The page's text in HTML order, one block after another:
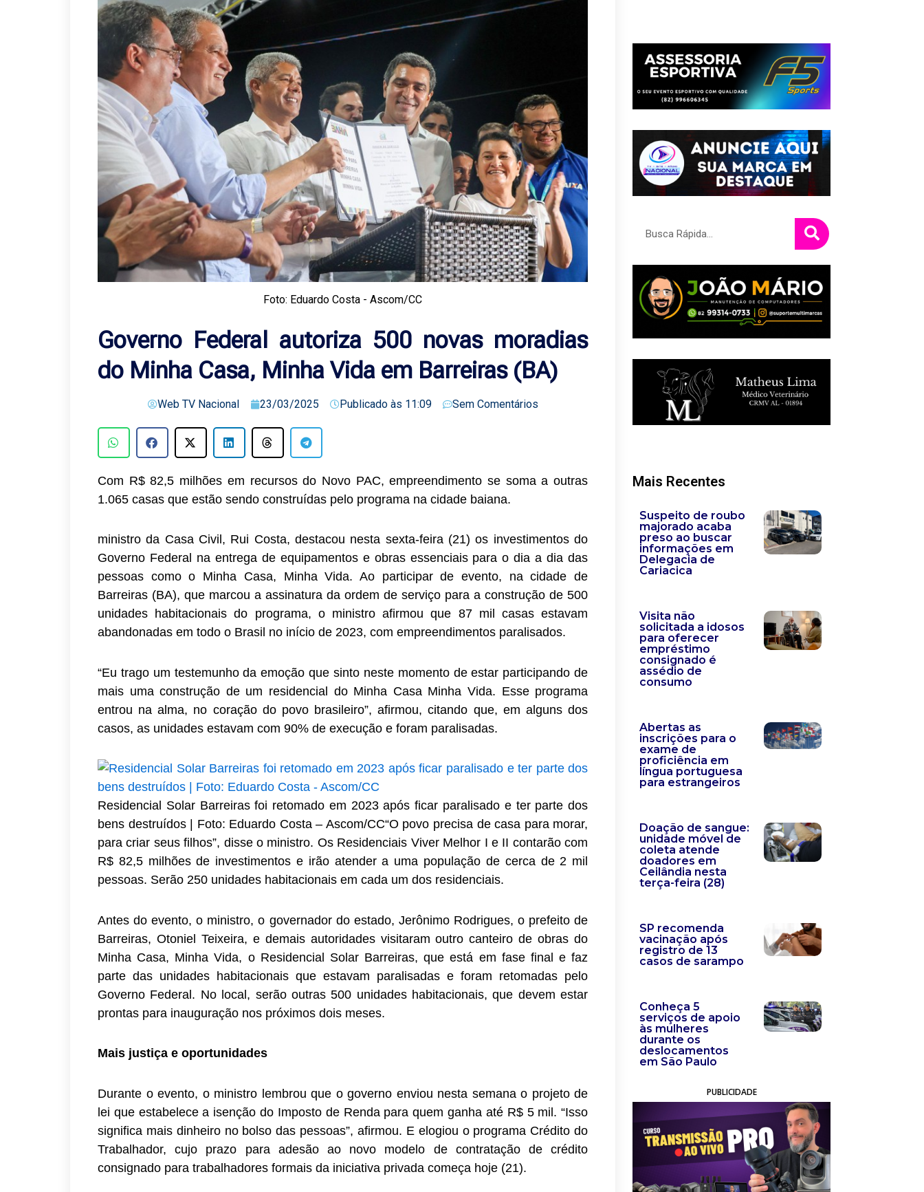
Foto: Eduardo Costa - Ascom/CC
Governo Federal autoriza 500 novas moradias
do Minha Casa, Minha Vida em Barreiras (BA)
Web TV Nacional 23/03/2025 Publicado às 11:09 Sem Comentários
Com R$ 82,5 milhões em recursos do Novo PAC, empreendimento se soma a outras
1.065 casas que estão sendo construídas pelo programa na cidade baiana.
ministro da Casa Civil, Rui Costa, destacou nesta sexta-feira (21) os investimentos do
Governo Federal na entrega de equipamentos e obras essenciais para o dia a dia das
pessoas como o Minha Casa, Minha Vida. Ao participar de evento, na cidade de
Barreiras (BA), que marcou a assinatura da ordem de serviço para a construção de 500
unidades habitacionais do programa, o ministro afirmou que 87 mil casas estavam
abandonadas em todo o Brasil no início de 2023, com empreendimentos paralisados.
“Eu trago um testemunho da emoção que sinto neste momento de estar participando de
mais uma construção de um residencial do Minha Casa Minha Vida. Esse programa
entrou na alma, no coração do povo brasileiro”, afirmou, citando que, em alguns dos
casos, as unidades estavam com 90% de execução e foram paralisadas.
Residencial Solar Barreiras foi retomado em 2023 após ficar paralisado e ter parte dos
bens destruídos | Foto: Eduardo Costa – Ascom/CC“O povo precisa de casa para morar,
para criar seus filhos”, disse o ministro. Os Residenciais Viver Melhor I e II contarão com
R$ 82,5 milhões de investimentos e irão atender a uma população de cerca de 2 mil
pessoas. Serão 250 unidades habitacionais em cada um dos residenciais.
Antes do evento, o ministro, o governador do estado, Jerônimo Rodrigues, o prefeito de
Barreiras, Otoniel Teixeira, e demais autoridades visitaram outro canteiro de obras do
Minha Casa, Minha Vida, o Residencial Solar Barreiras, que está em fase final e faz
parte das unidades habitacionais que estavam paralisadas e foram retomadas pelo
Governo Federal. No local, serão outras 500 unidades habitacionais, que devem estar
prontas para inauguração nos próximos dois meses.
Mais justiça e oportunidades
Durante o evento, o ministro lembrou que o governo enviou nesta semana o projeto de
lei que estabelece a isenção do Imposto de Renda para quem ganha até R$ 5 mil. “Isso
significa mais dinheiro no bolso das pessoas”, afirmou. E elogiou o programa Crédito do
Trabalhador, cujo prazo para adesão ao novo modelo de contratação de crédito
consignado para trabalhadores formais da iniciativa privada começa hoje (21).
Mais Recentes
Suspeito de roubo
majorado acaba
preso ao buscar
informações em
Delegacia de
Cariacica
Visita não
solicitada a idosos
para oferecer
empréstimo
consignado é
assédio de
consumo
Abertas as
inscrições para o
exame de
proficiência em
língua portuguesa
para estrangeiros
Doação de sangue:
unidade móvel de
coleta atende
doadores em
Ceilândia nesta
terça-feira (28)
SP recomenda
vacinação após
registro de 13
casos de sarampo
Conheça 5
serviços de apoio
às mulheres
durante os
deslocamentos
em São Paulo
PUBLICIDADE